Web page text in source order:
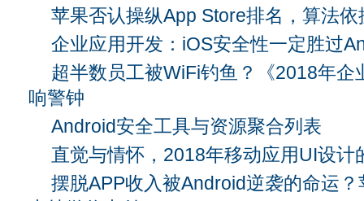
苹果否认操纵App Store排名，算法
企业应用开发：iOS安全性一定胜过
超半数员工被WiFi钓鱼？《2018年企
响警钟
Android安全工具与资源聚合列表
直觉与情怀，2018年移动应用UI设计
摆脱APP收入被Android逆袭的命运